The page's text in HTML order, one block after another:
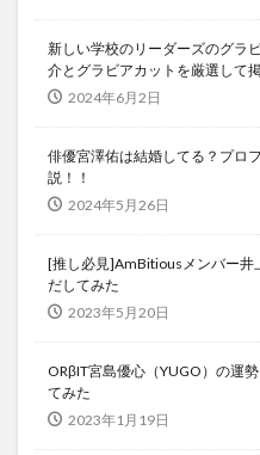
新しい学校のリーダーズのグラ
介とグラビアカットを厳選して
2024年6月2日
俳優宮澤佑は結婚してる？プロ
説！！
2024年5月26日
[推し必見]AmBitiousメンバー井
だしてみた
2023年5月20日
ORβIT宮島優心（YUGO）の運
てみた
2023年1月19日